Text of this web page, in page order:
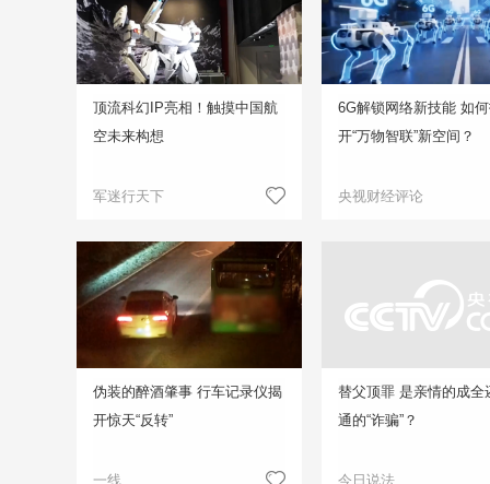
顶流科幻IP亮相！触摸中国航
空未来构想
军迷行天下
6G解锁网络新技能 如
开“万物智联”新空间？
央视财经评论
伪装的醉酒肇事 行车记录仪揭
开惊天“反转”
一线
替父顶罪 是亲情的成全
通的“诈骗”？
今日说法